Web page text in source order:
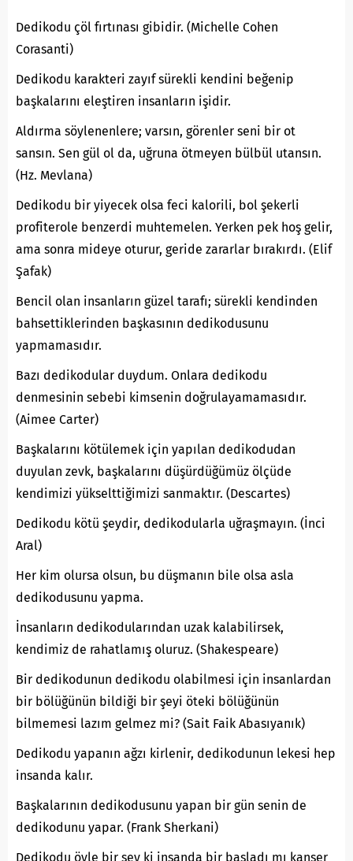
Dedikodu çöl fırtınası gibidir. (Michelle Cohen
Corasanti)
Dedikodu karakteri zayıf sürekli kendini beğenip
başkalarını eleştiren insanların işidir.
Aldırma söylenenlere; varsın, görenler seni bir ot
sansın. Sen gül ol da, uğruna ötmeyen bülbül utansın.
(Hz. Mevlana)
Dedikodu bir yiyecek olsa feci kalorili, bol şekerli
profiterole benzerdi muhtemelen. Yerken pek hoş gelir,
ama sonra mideye oturur, geride zararlar bırakırdı. (Elif
Şafak)
Bencil olan insanların güzel tarafı; sürekli kendinden
bahsettiklerinden başkasının dedikodusunu
yapmamasıdır.
Bazı dedikodular duydum. Onlara dedikodu
denmesinin sebebi kimsenin doğrulayamamasıdır.
(Aimee Carter)
Başkalarını kötülemek için yapılan dedikodudan
duyulan zevk, başkalarını düşürdüğümüz ölçüde
kendimizi yükselttiğimizi sanmaktır. (Descartes)
Dedikodu kötü şeydir, dedikodularla uğraşmayın. (İnci
Aral)
Her kim olursa olsun, bu düşmanın bile olsa asla
dedikodusunu yapma.
İnsanların dedikodularından uzak kalabilirsek,
kendimiz de rahatlamış oluruz. (Shakespeare)
Bir dedikodunun dedikodu olabilmesi için insanlardan
bir bölüğünün bildiği bir şeyi öteki bölüğünün
bilmemesi lazım gelmez mi? (Sait Faik Abasıyanık)
Dedikodu yapanın ağzı kirlenir, dedikodunun lekesi hep
insanda kalır.
Başkalarının dedikodusunu yapan bir gün senin de
dedikodunu yapar. (Frank Sherkani)
Dedikodu öyle bir şey ki insanda bir başladı mı kanser